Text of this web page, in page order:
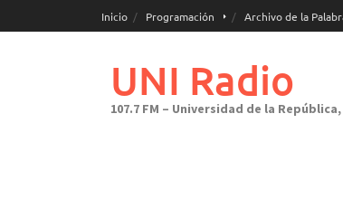
al
Inicio Programación Archivo de la
UNI Radio
107.7 FM – Universidad de la